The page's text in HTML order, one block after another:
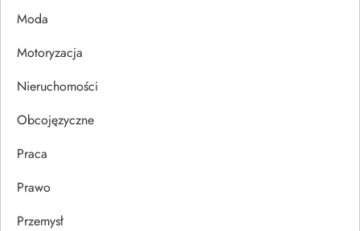
i
s
u
Moda
Motoryzacja
Nieruchomości
Obcojęzyczne
Praca
Prawo
Przemysł